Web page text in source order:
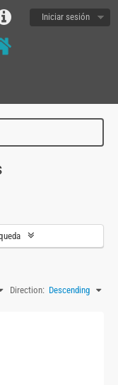
Iniciar sesión
Direction: Descending